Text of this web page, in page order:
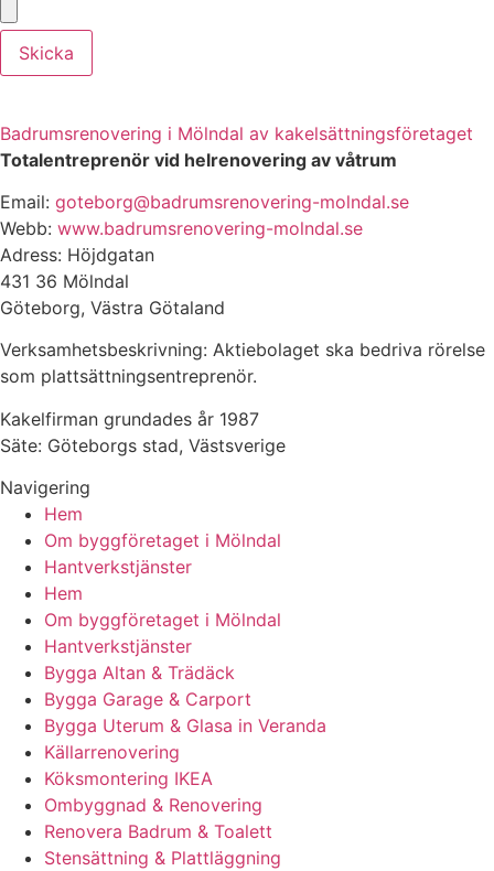
Skicka
Badrumsrenovering i Mölndal av kakelsättningsföretaget
Totalentreprenör vid helrenovering av våtrum
Email: goteborg@badrumsrenovering-molndal.se
Webb: www.badrumsrenovering-molndal.se
Adress: Höjdgatan
431 36 Mölndal
Göteborg, Västra Götaland
Verksamhetsbeskrivning: Aktiebolaget ska bedriva rörelse
som plattsättningsentreprenör.
Kakelfirman grundades år 1987
Säte: Göteborgs stad, Västsverige
Navigering
Hem
Om byggföretaget i Mölndal
Hantverkstjänster
Hem
Om byggföretaget i Mölndal
Hantverkstjänster
Bygga Altan & Trädäck
Bygga Garage & Carport
Bygga Uterum & Glasa in Veranda
Källarrenovering
Köksmontering IKEA
Ombyggnad & Renovering
Renovera Badrum & Toalett
Stensättning & Plattläggning